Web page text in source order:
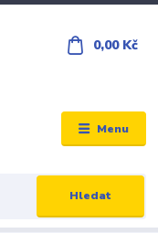
Menu
Hledat
0,00 Kč